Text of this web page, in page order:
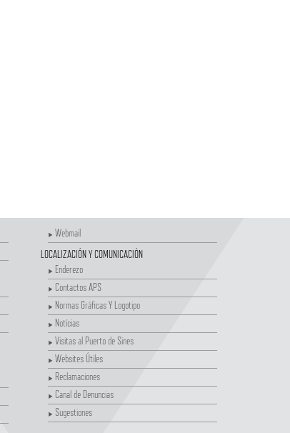
Webmail
LOCALIZACIÓN Y COMUNICACIÓN
Enderezo
Contactos APS
Normas Gráficas Y Logotipo
Notícias
Visitas al Puerto de Sines
Websites Útiles
Reclamaciones
Canal de Denuncias
Sugestiones